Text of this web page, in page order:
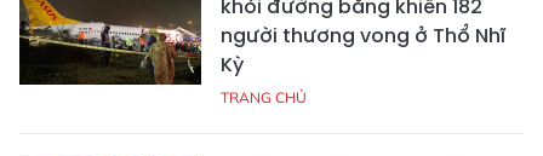
khỏi đường băng khiến 182
người thương vong ở Thổ Nhĩ
Kỳ
TRANG CHỦ